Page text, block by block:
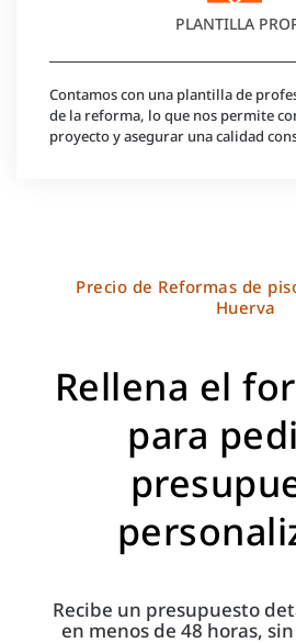
PLANTILLA
Contamos con una plantilla de
de la reforma, lo que nos permite
proyecto y asegurar una calidad
Precio de Reformas de
Huerva
Rellena el
para
Recibe un presupuesto
en menos de 48 horas,